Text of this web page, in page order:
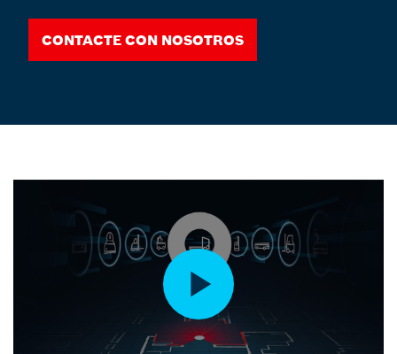
Contacte con nosotros